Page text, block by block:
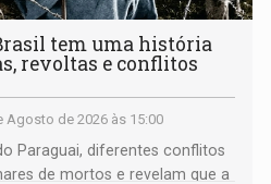
tem uma história
revoltas e conflitos
Agosto de 2026 às 15:00
Paraguai, diferentes conflitos
de mortos e revelam que a